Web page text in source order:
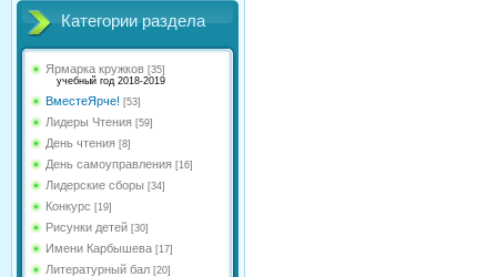
Категории раздела
Ярмарка кружков [35]
учебный год 2018-2019
ВместеЯрче! [53]
Лидеры Чтения [59]
День чтения [8]
День самоуправления [16]
Лидерские сборы [34]
Конкурс [19]
Рисунки детей [30]
Имени Карбышева [17]
Литературный бал [20]